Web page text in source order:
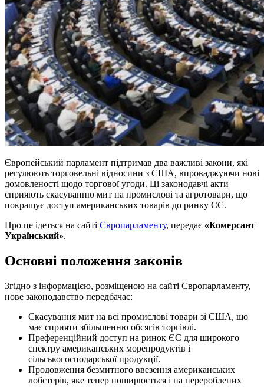
Європейський парламент підтримав два важливі закони, які
регулюють торговельні відносини з США, впроваджуючи нові
домовленості щодо торгової угоди. Ці законодавчі акти
сприяють скасуванню мит на промислові та агротовари, що
покращує доступ американських товарів до ринку ЄС.
Про це ідеться на сайті Європарламенту, передає «Комерсант
Український».
Основні положення законів
Згідно з інформацією, розміщеною на сайті Європарламенту,
нове законодавство передбачає:
Скасування мит на всі промислові товари зі США, що
має сприяти збільшенню обсягів торгівлі.
Преференційний доступ на ринок ЄС для широкого
спектру американських морепродуктів і
сільськогосподарської продукції.
Продовження безмитного ввезення американських
лобстерів, яке тепер поширюється і на перероблених